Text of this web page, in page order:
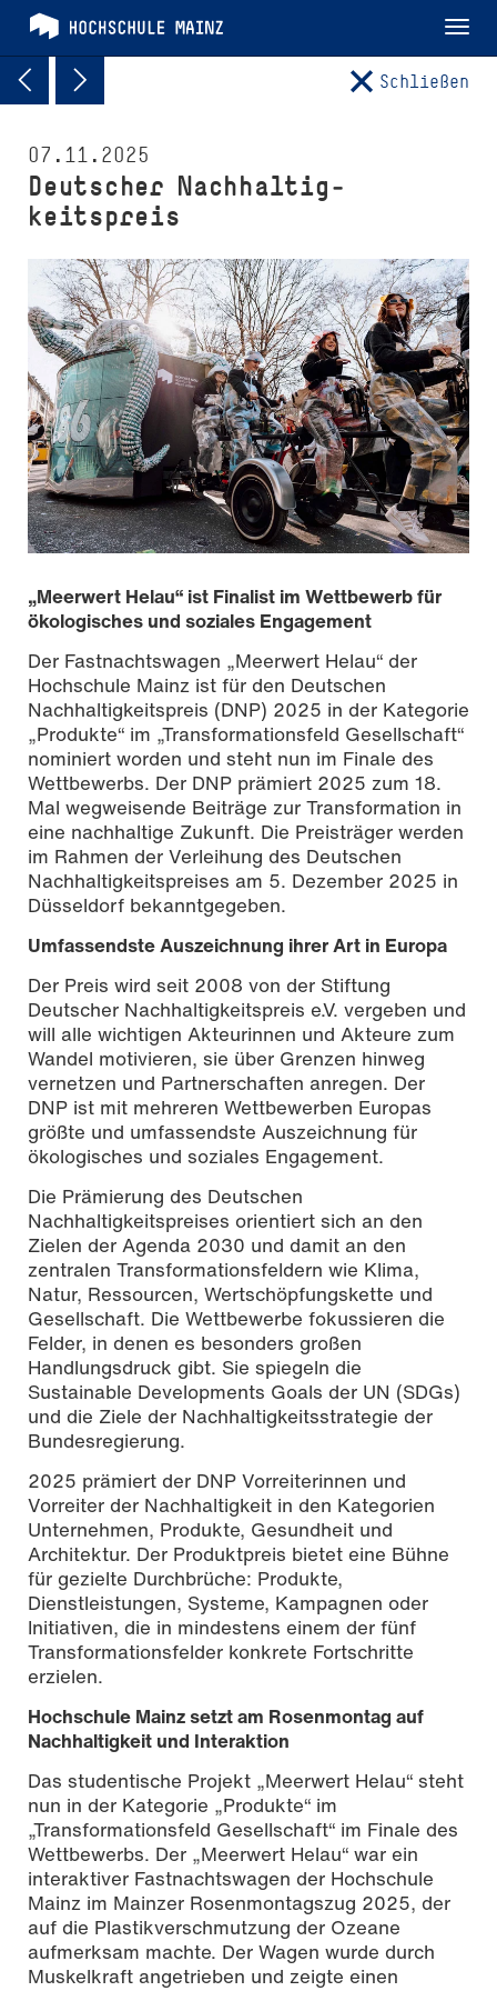
Schließen
07.11.2025
Deutscher Nach­hal­tig­
keitspreis
Foto: Nikolas Fahlbusch
„Meerwert Helau“ ist Finalist im Wettbewerb für
ökologisches und soziales Engagement
Der Fastnachtswagen „Meerwert Helau“ der
Hochschule Mainz ist für den Deutschen
Nachhaltigkeitspreis (DNP) 2025 in der Kategorie
„Produkte“ im „Transformationsfeld Gesellschaft“
nominiert worden und steht nun im Finale des
Wettbewerbs. Der DNP prämiert 2025 zum 18.
Mal wegweisende Beiträge zur Transformation in
eine nachhaltige Zukunft. Die Preisträger werden
im Rahmen der Verleihung des Deutschen
Nachhaltigkeitspreises am 5. Dezember 2025 in
Düsseldorf bekanntgegeben.
Umfassendste Auszeichnung ihrer Art in Europa
Der Preis wird seit 2008 von der Stiftung
Deutscher Nachhaltigkeitspreis e.V. vergeben und
will alle wichtigen Akteurinnen und Akteure zum
Wandel motivieren, sie über Grenzen hinweg
vernetzen und Partnerschaften anregen. Der
DNP ist mit mehreren Wettbewerben Europas
größte und umfassendste Auszeichnung für
ökologisches und soziales Engagement.
Die Prämierung des Deutschen
Nachhaltigkeitspreises orientiert sich an den
Zielen der Agenda 2030 und damit an den
zentralen Transformationsfeldern wie Klima,
Natur, Ressourcen, Wertschöpfungskette und
Gesellschaft. Die Wettbewerbe fokussieren die
Felder, in denen es besonders großen
Handlungsdruck gibt. Sie spiegeln die
Sustainable Developments Goals der UN (SDGs)
und die Ziele der Nachhaltigkeitsstrategie der
Bundesregierung.
2025 prämiert der DNP Vorreiterinnen und
Vorreiter der Nachhaltigkeit in den Kategorien
Unternehmen, Produkte, Gesundheit und
Architektur. Der Produktpreis bietet eine Bühne
für gezielte Durchbrüche: Produkte,
Dienstleistungen, Systeme, Kampagnen oder
Initiativen, die in mindestens einem der fünf
Transformationsfelder konkrete Fortschritte
erzielen.
Hochschule Mainz setzt am Rosenmontag auf
Nachhaltigkeit und Interaktion
Das studentische Projekt „Meerwert Helau“ steht
nun in der Kategorie „Produkte“ im
„Transformationsfeld Gesellschaft“ im Finale des
Wettbewerbs. Der „Meerwert Helau“ war ein
interaktiver Fastnachtswagen der Hochschule
Mainz im Mainzer Rosenmontagszug 2025, der
auf die Plastikverschmutzung der Ozeane
aufmerksam machte. Der Wagen wurde durch
Muskelkraft angetrieben und zeigte einen